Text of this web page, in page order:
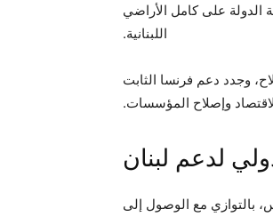
الدولة على كامل الأراضي
اللبنانية.
وجدد دعم فرنسا الثابت
وإصلاح المؤسسات.
لدعم لبنان
بالتوازي مع الوصول إلى